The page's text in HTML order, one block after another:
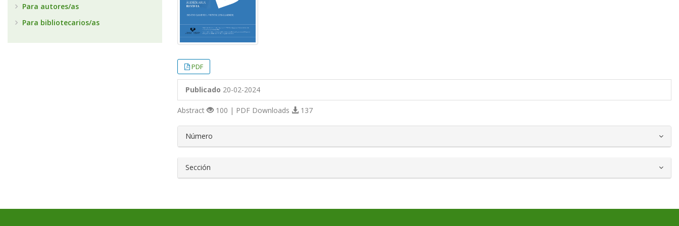
PDF
Publicado 20-02-2024
Abstract 100 | PDF Downloads 137
##plugins.themes.bootstrap3.article.details##
Número
Sección
Para autores/as
Para bibliotecarios/as